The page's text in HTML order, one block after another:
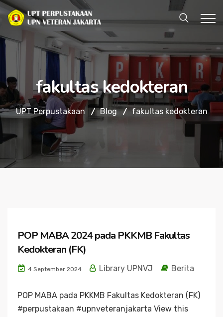
fakultas kedokteran
UPT Perpustakaan Blog fakultas kedokteran
POP MABA 2024 pada PKKMB Fakultas
Kedokteran (FK)
4 September 2024 Library UPNVJ Berita
POP MABA pada PKKMB Fakultas Kedokteran (FK)
#perpustakaan #upnveteranjakarta View this